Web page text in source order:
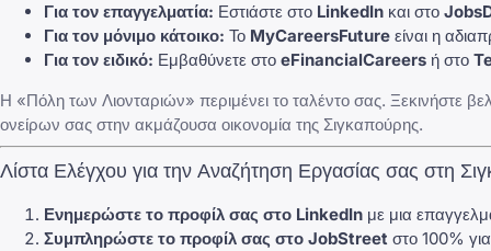
Για τον επαγγελματία: Εστιάστε στο LinkedIn και στο
Για τον μόνιμο κάτοικο: Το MyCareersFuture είναι η
Για τον ειδικό: Εμβαθύνετε στο eFinancialCareers ή στο
Η «Πόλη των Λιονταριών» περιμένει το ταλέντο σας. Ξεκινήστε
ονείρων σας στην ακμάζουσα οικονομία της Σιγκαπούρης.
Λίστα Ελέγχου για την Αναζήτηση Εργασίας σας στη
Ενημερώστε το προφίλ σας στο LinkedIn με μια
Συμπληρώστε το προφίλ σας στο JobStreet στο 100%